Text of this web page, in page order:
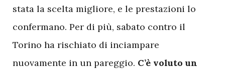
stata la scelta migliore, e le prestazioni lo
confermano. Per di più, sabato contro il
Torino ha rischiato di inciampare
nuovamente in un pareggio. C’è voluto un